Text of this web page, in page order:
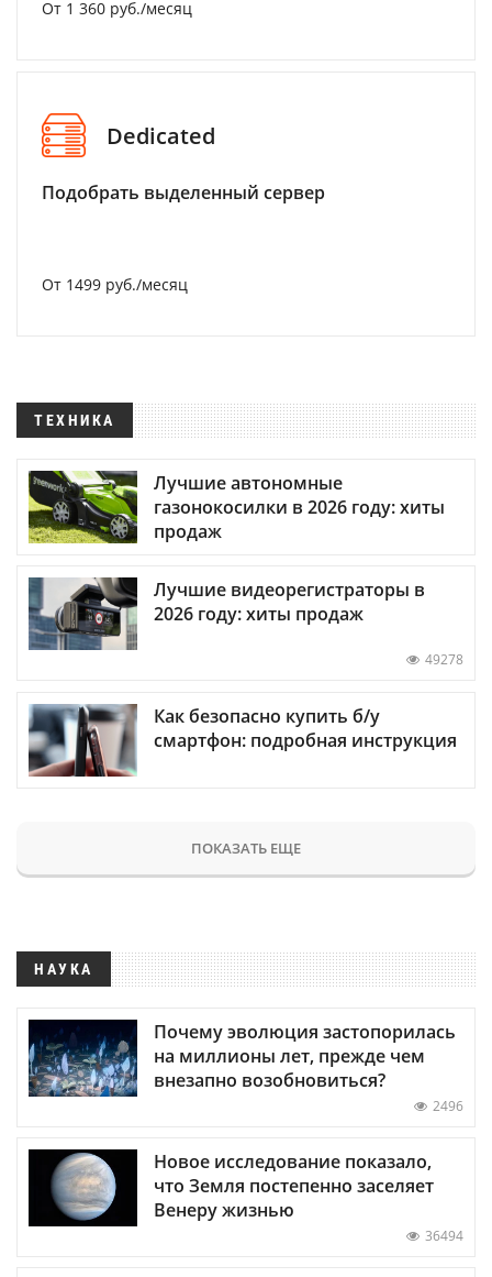
От 1 360 руб./месяц
Dedicated
Подобрать выделенный сервер
От 1499 руб./месяц
ТЕХНИКА
Лучшие автономные
газонокосилки в 2026 году: хиты
продаж
Лучшие видеорегистраторы в
2026 году: хиты продаж
49278
Как безопасно купить б/у
смартфон: подробная инструкция
ПОКАЗАТЬ ЕЩЕ
НАУКА
Почему эволюция застопорилась
на миллионы лет, прежде чем
внезапно возобновиться?
2496
Новое исследование показало,
что Земля постепенно заселяет
Венеру жизнью
36494